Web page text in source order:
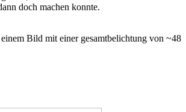
doch machen konnte.
Bild mit einer gesamtbelichtung von ~48